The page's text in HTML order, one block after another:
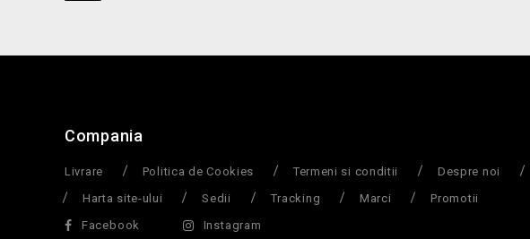
Compania
Livrare Politica de Cookies Termeni si conditii Despre noi
Harta site-ului
Sedii Tracking Marci
Promotii
Facebook
Instagram